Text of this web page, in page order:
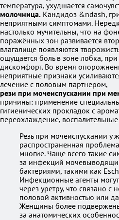
температура, ухудшается
молочница. Кандидоз &ndash,
неприятными симптомами.
настолько мучительны, что на
поражённых зон развивается
влагалище появляются
ощущается боль в зоне лобка,
дискомфорт. Во время
неприятные признаки
лечение с половым партнёром,
рези при мочеиспускании при
причины: применение
гигиенических прокладок с
переохлаждение,
Резь при мочеиспускании у
распространенная
многие. Чаще всего такие
за инфекций
бактериями, такими как
Инфекционные агенты
через уретру, что связано с
половой активностью или
Женщины более
за анатомических